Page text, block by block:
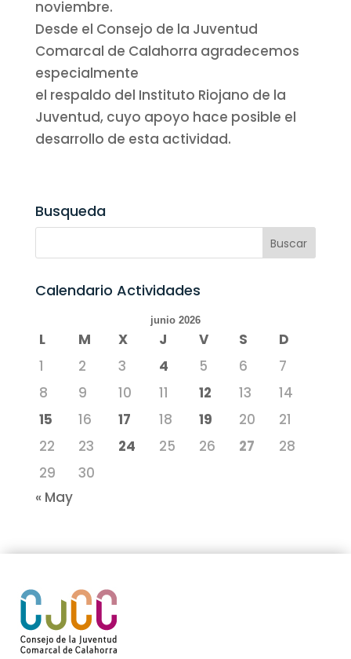
noviembre.
Desde el Consejo de la Juventud
Comarcal de Calahorra agradecemos
especialmente
el respaldo del Instituto Riojano de la
Juventud, cuyo apoyo hace posible el
desarrollo de esta actividad.
Busqueda
Calendario Actividades
junio 2026
L M X J V S
D
1
2 3 4 5 6
7
8
9 10 11 12 13
14
15
16 17 18 19 20
21
22
23 24 25 26 27
28
29
30
« May